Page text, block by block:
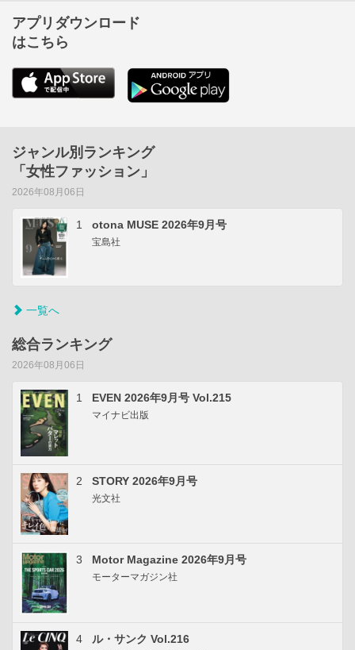
アプリダウンロード
はこちら
ジャンル別ランキング
「女性ファッション」
2026年08月06日
1 otona MUSE 2026年9月号
宝島社
一覧へ
総合ランキング
2026年08月06日
1 EVEN 2026年9月号 Vol.215
マイナビ出版
2 STORY 2026年9月号
光文社
3 Motor Magazine 2026年9月号
モーターマガジン社
4 ル・サンク Vol.216